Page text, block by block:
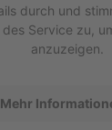
durch und
Service zu,
anzuzeigen.
Mehr